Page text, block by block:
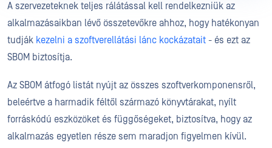
A szervezeteknek teljes rálátással kell rendelkezniük az
alkalmazásaikban lévő összetevőkre ahhoz, hogy hatékonyan
tudják kezelni a szoftverellátási lánc kockázatait - és ezt az
SBOM biztosítja.
Az SBOM átfogó listát nyújt az összes szoftverkomponensről,
beleértve a harmadik féltől származó könyvtárakat, nyílt
forráskódú eszközöket és függőségeket, biztosítva, hogy az
alkalmazás egyetlen része sem maradjon figyelmen kívül.